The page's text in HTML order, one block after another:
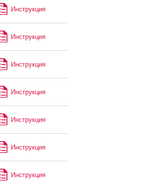
Инструкция
Инструкция
Инструкция
Инструкция
Инструкция
Инструкция
Инструкция